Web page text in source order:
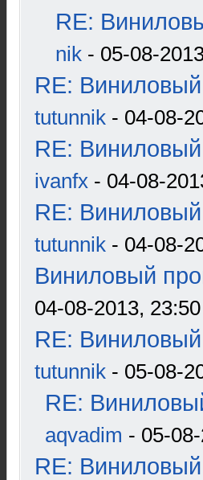
RE:
nik - 05-08-
RE: Виниловый
tutunnik - 04-08-
RE: Виниловый
ivanfx - 04-08-
RE: Виниловый
tutunnik - 04-08-
Виниловый
04-08-2013, 23:50
RE: Виниловый
tutunnik - 05-08-
RE:
aqvadim - 05-
RE: Виниловый